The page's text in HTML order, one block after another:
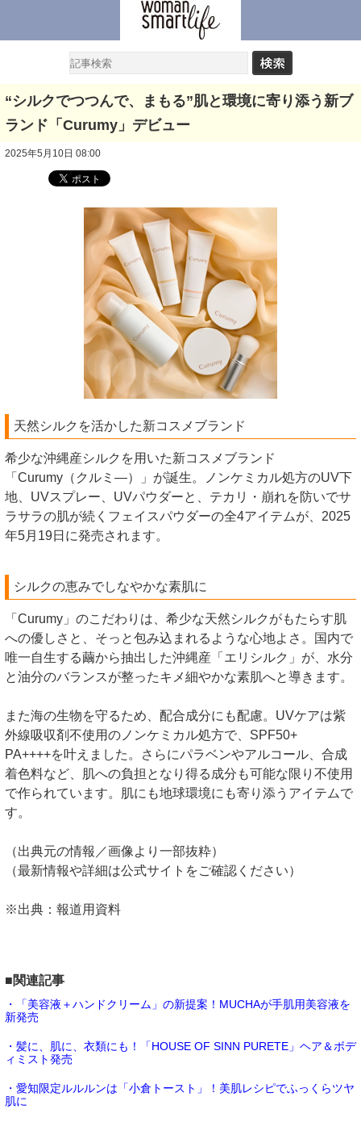
“シルクでつつんで、まもる”肌と環境に寄り添う新ブ
ランド「Curumy」デビュー
2025年5月10日 08:00
天然シルクを活かした新コスメブランド
希少な沖縄産シルクを用いた新コスメブランド
「Curumy（クルミ―）」が誕生。ノンケミカル処方のUV下
地、UVスプレー、UVパウダーと、テカリ・崩れを防いでサ
ラサラの肌が続くフェイスパウダーの全4アイテムが、2025
年5月19日に発売されます。
シルクの恵みでしなやかな素肌に
「Curumy」のこだわりは、希少な天然シルクがもたらす肌
への優しさと、そっと包み込まれるような心地よさ。国内で
唯一自生する繭から抽出した沖縄産「エリシルク」が、水分
と油分のバランスが整ったキメ細やかな素肌へと導きます。
また海の生物を守るため、配合成分にも配慮。UVケアは紫
外線吸収剤不使用のノンケミカル処方で、SPF50+
PA++++を叶えました。さらにパラベンやアルコール、合成
着色料など、肌への負担となり得る成分も可能な限り不使用
で作られています。肌にも地球環境にも寄り添うアイテムで
す。
（出典元の情報／画像より一部抜粋）
（最新情報や詳細は公式サイトをご確認ください）
※出典：報道用資料
■関連記事
・「美容液＋ハンドクリーム」の新提案！MUCHAが手肌用美容液を
新発売
・髪に、肌に、衣類にも！「HOUSE OF SINN PURETE」ヘア＆ボデ
ィミスト発売
・愛知限定ルルルンは「小倉トースト」！美肌レシピでふっくらツヤ
肌に